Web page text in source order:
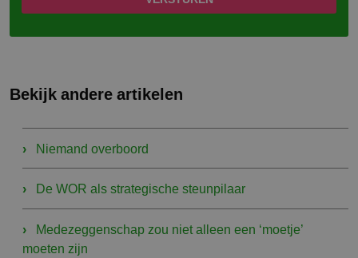
Bekijk andere artikelen
Niemand overboord
De WOR als strategische steunpilaar
Medezeggenschap zou niet alleen een ‘moetje’
moeten zijn